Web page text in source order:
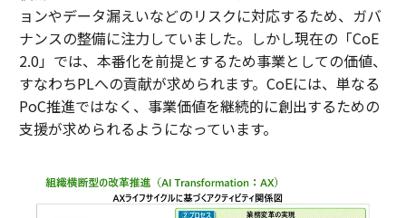
ョンやデータ漏えいなどのリスクに対応するため、ガバ
ナンスの整備に注力していました。しかし現在の「CoE
2.0」では、本番化を前提とするため事業としての価値、
すなわちPLへの貢献が求められます。CoEには、単なる
PoC推進ではなく、事業価値を継続的に創出するための
支援が求められるようになっています。